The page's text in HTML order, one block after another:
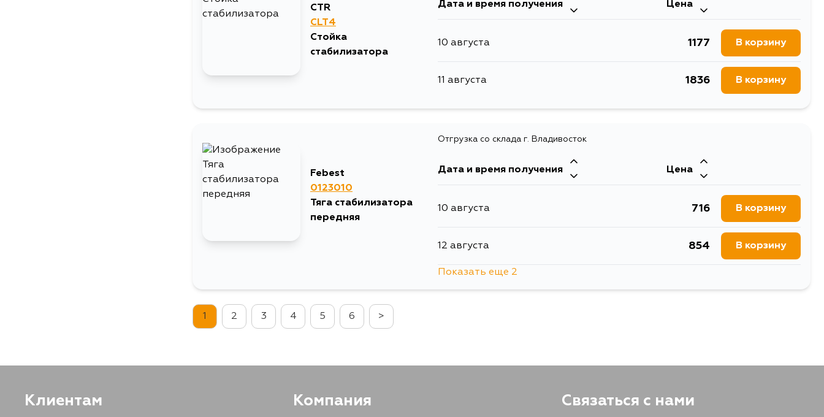
В корзину
В корзину
30 августа 1402
13 августа 1529
30 августа 1440 В корзину
3 сентября 1521 В корзину
CTR
CLT4
Стойка
стабилизатора
Дата и время получения Цена
10 августа 1177 В корзину
11 августа 1836 В корзину
Febest
0123010
Тяга стабилизатора
передняя
Отгрузка со склада г. Владивосток
Дата и время получения Цена
10 августа 716 В корзину
12 августа 854 В корзину
Показать еще 2
1 2 3 4 5 6 >
Клиентам Компания Связаться с нами